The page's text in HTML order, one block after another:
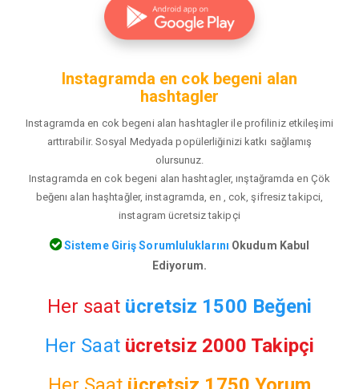
Instagramda en cok begeni alan
hashtagler
Instagramda en cok begeni alan hashtagler ile profiliniz etkileşimi
arttırabilir. Sosyal Medyada popülerliğinizi katkı sağlamış
olursunuz.
Instagramda en cok begeni alan hashtagler, ınştağramda en Çök
beğenı alan haşhtağler, instagramda, en , cok, şifresiz takipci,
instagram ücretsiz takipçi
Sisteme Giriş Sorumluluklarını Okudum Kabul
Ediyorum.
Her saat ücretsiz 1500 Beğeni
Her Saat ücretsiz 2000 Takipçi